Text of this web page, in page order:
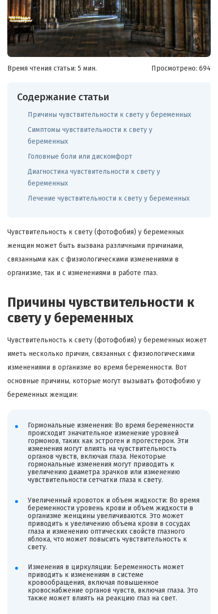
Время чтения статьи: 5 мин. Просмотрено: 694
Содержание статьи
Причины чувствительности к свету у беременных
Симптомы чувствительности к свету у
беременных
Головные боли или дискомфорт
Диагностика чувствительности к свету у
беременных
Лечение чувствительности к свету у беременных
Чувствительность к свету (фотофобия) у беременных
женщин может быть вызвана различными причинами,
связанными как с физиологическими изменениями в
организме, так и с изменениями в работе глаз.
Причины чувствительности к
свету у беременных
Чувствительность к свету (фотофобия) у беременных может
иметь несколько причин, связанных с физиологическими
изменениями в организме во время беременности. Вот
основные причины, которые могут вызывать фотофобию у
беременных женщин:
Гормональные изменения: Во время беременности
происходит значительное изменение уровней
гормонов, таких как эстроген и прогестерон. Эти
изменения могут влиять на чувствительность
органов чувств, включая глаза. Некоторые
гормональные изменения могут приводить к
увеличению диаметра зрачков или изменению
чувствительности сетчатки глаза к свету.
Увеличенный кровоток и объем жидкости: Во время
беременности уровень крови и объем жидкости в
организме женщины увеличиваются. Это может
приводить к увеличению объема крови в сосудах
глаза и изменению оптических свойств глазного
яблока, что может повысить чувствительность к
свету.
Изменения в циркуляции: Беременность может
приводить к изменениям в системе
кровообращения, включая повышенное
кровоснабжение органов чувств, включая глаза. Это
также может влиять на реакцию глаз на свет.